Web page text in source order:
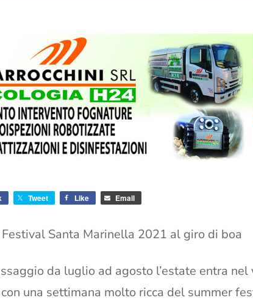
Tweet Like Email
Santa Marinella 2021 al giro di boa
da luglio ad agosto l’estate entra nel
una settimana molto ricca del summer